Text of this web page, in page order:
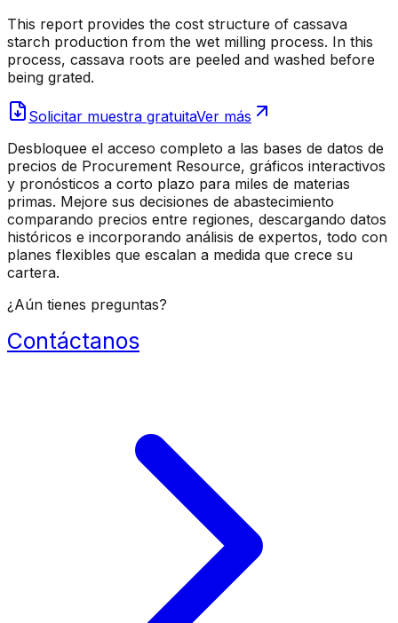
This report provides the cost structure of cassava
starch production from the wet milling process. In this
process, cassava roots are peeled and washed before
being grated.
Solicitar muestra gratuitaVer más
Desbloquee el acceso completo a las bases de datos de
precios de Procurement Resource, gráficos interactivos
y pronósticos a corto plazo para miles de materias
primas. Mejore sus decisiones de abastecimiento
comparando precios entre regiones, descargando datos
históricos e incorporando análisis de expertos, todo con
planes flexibles que escalan a medida que crece su
cartera.
¿Aún tienes preguntas?
Contáctanos